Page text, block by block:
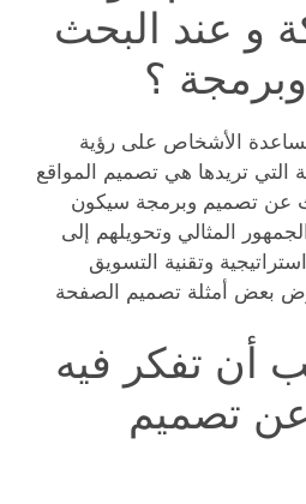
و عند البحث
؟
الأشخاص على رؤية
التي تريدها هي تصميم المواقع
عن تصميم وبرمجة سيكون
المثالي وتحويلهم إلى
وتقنية التسويق
بعض أمثلة تصميم الصفحة
أن تفكر فيه
تصميم